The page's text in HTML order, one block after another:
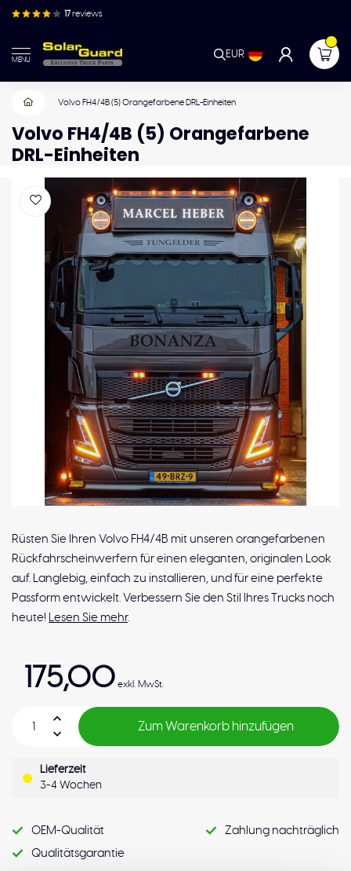
17reviews
MENU
EUR
Volvo FH4/4B (5) Orangefarbene DRL-Einheiten
Volvo FH4/4B (5) Orangefarbene
DRL-Einheiten
Rüsten Sie Ihren Volvo FH4/4B mit unseren orangefarbenen
Rückfahrscheinwerfern für einen eleganten, originalen Look
auf. Langlebig, einfach zu installieren, und für eine perfekte
Passform entwickelt. Verbessern Sie den Stil Ihres Trucks noch
heute! Lesen Sie mehr.
175,00 exkl. MwSt.
Zum Warenkorb hinzufügen
Lieferzeit
3-4 Wochen
OEM-Qualität
Zahlung nachträglich
Qualitätsgarantie